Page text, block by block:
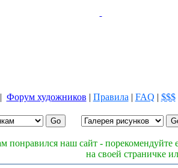
Форум художников | Правила | FAQ | $$$
понравился наш сайт - порекомендуйте
на своей страничке